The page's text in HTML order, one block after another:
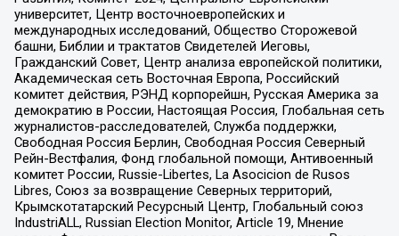
университет, Центр восточноевропейских и
международных исследований, Общество Сторожевой
башни, Библии и трактатов Свидетелей Иеговы,
Гражданский Совет, Центр анализа европейской политики,
Академическая сеть Восточная Европа, Российский
комитет действия, РЭНД корпорейшн, Русская Америка за
демократию в России, Настоящая Россия, Глобальная сеть
журналистов-расследователей, Служба поддержки,
Свободная Россия Берлин, Свободная Россия Северный
Рейн-Вестфалия, Фонд глобальной помощи, Антивоенный
комитет России, Russie-Libertes, La Asocicion de Rusos
Libres, Союз за возвращение Северных территорий,
Крымскотатарский Ресурсный Центр, Глобальный союз
IndustriALL, Russian Election Monitor, Article 19, Мнение